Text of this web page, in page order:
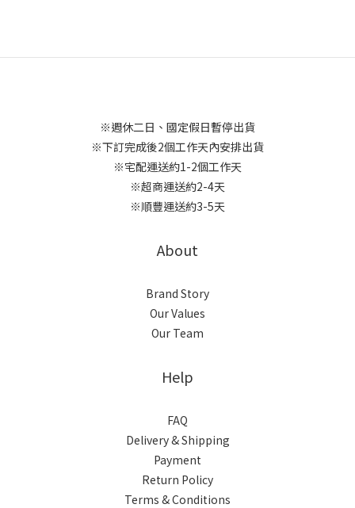
※週休二日、國定假日暫停出貨
※下訂完成後2個工作天內安排出貨
※宅配運送約1-2個工作天
※超商運送約2-4天
※順豐運送約3-5天
About
Brand Story
Our Values
Our Team
Help
FAQ
Delivery & Shipping
Payment
Return Policy
Terms & Conditions